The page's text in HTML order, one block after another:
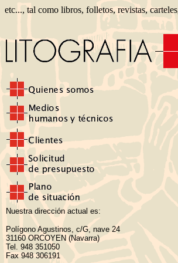
etc..., tal como libros, folletos, revistas,
Nuestra dirección actual es:
Polígono Agustinos, c/G, nave 24
31160 ORCOYEN (Navarra)
Tel. 948 351050
Fax 948 306191